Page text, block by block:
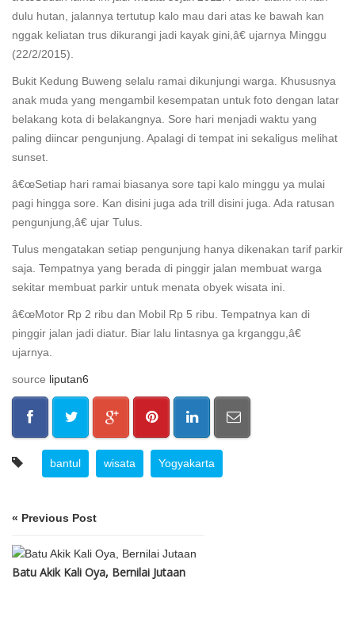
dulu hutan, jalannya tertutup kalo mau dari atas ke bawah kan
nggak keliatan trus dikurangi jadi kayak gini,â€ ujarnya Minggu
(22/2/2015).
Bukit Kedung Buweng selalu ramai dikunjungi warga. Khususnya
anak muda yang mengambil kesempatan untuk foto dengan latar
belakang kota di belakangnya. Sore hari menjadi waktu yang
paling diincar pengunjung. Apalagi di tempat ini sekaligus melihat
sunset.
â€œSetiap hari ramai biasanya sore tapi kalo minggu ya mulai
pagi hingga sore. Kan disini juga ada trill disini juga. Ada ratusan
pengunjung,â€ ujar Tulus.
Tulus mengatakan setiap pengunjung hanya dikenakan tarif parkir
saja. Tempatnya yang berada di pinggir jalan membuat warga
sekitar membuat parkir untuk menata obyek wisata ini.
â€œMotor Rp 2 ribu dan Mobil Rp 5 ribu. Tempatnya kan di
pinggir jalan jadi diatur. Biar lalu lintasnya ga krganggu,â€
ujarnya.
source liputan6
bantul wisata Yogyakarta
« Previous Post
Batu Akik Kali Oya, Bernilai Jutaan